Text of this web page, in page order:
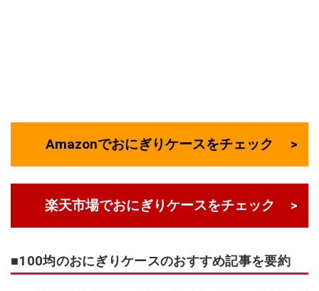
Amazonでおにぎりケースをチェック
楽天市場でおにぎりケースをチェック
■100均のおにぎりケースのおすすめ記事を要約